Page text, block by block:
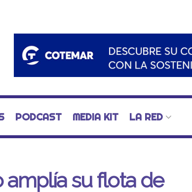
PODCAST MEDIA KIT LA RED
amplía su flota de